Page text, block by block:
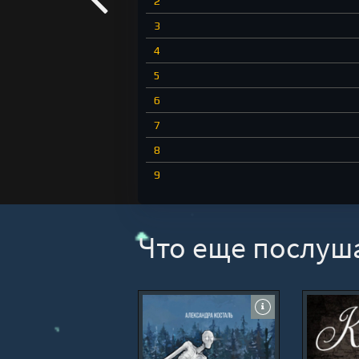
3
4
5
6
7
8
9
12
14
15
16
Что еще